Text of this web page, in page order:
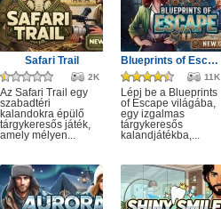
Safari Trail
2K
Az Safari Trail egy
szabadtéri
kalandokra épülő
tárgykeresős játék,
amely mélyen...
Blueprints of Escape
11K
Lépj be a Blueprints
of Escape világába,
egy izgalmas
tárgykeresős
kalandjátékba,...